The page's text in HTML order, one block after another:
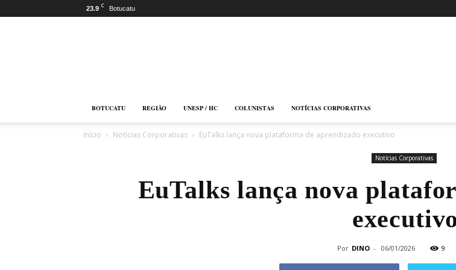
23.9 C Botucatu
BOTUCATU REGIÃO UNESP / HC COLUNISTAS NOTÍCIAS CORPORATIVAS
Início Notícias Corporativas EuTalks lança nova plataforma de aprendizado executivo
Notícias Corporativas
EuTalks lança nova
Por DINO - 06/01/2026 9